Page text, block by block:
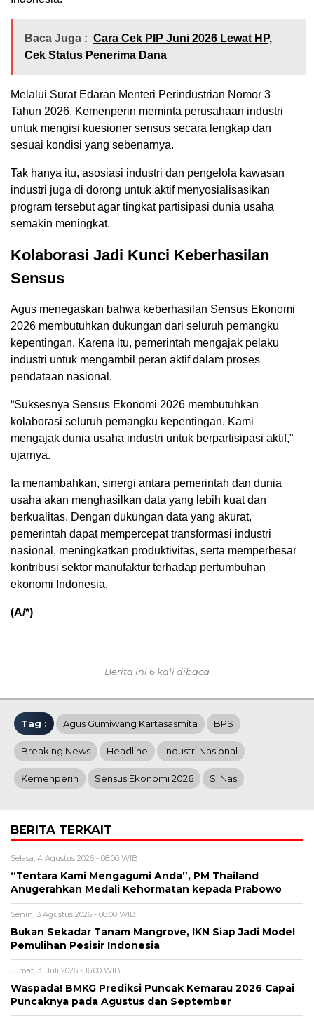
Baca Juga : Cara Cek PIP Juni 2026 Lewat HP,
Cek Status Penerima Dana
Melalui Surat Edaran Menteri Perindustrian Nomor 3
Tahun 2026, Kemenperin meminta perusahaan industri
untuk mengisi kuesioner sensus secara lengkap dan
sesuai kondisi yang sebenarnya.
Tak hanya itu, asosiasi industri dan pengelola kawasan
industri juga di dorong untuk aktif menyosialisasikan
program tersebut agar tingkat partisipasi dunia usaha
semakin meningkat.
Kolaborasi Jadi Kunci Keberhasilan
Sensus
Agus menegaskan bahwa keberhasilan Sensus Ekonomi
2026 membutuhkan dukungan dari seluruh pemangku
kepentingan. Karena itu, pemerintah mengajak pelaku
industri untuk mengambil peran aktif dalam proses
pendataan nasional.
“Suksesnya Sensus Ekonomi 2026 membutuhkan
kolaborasi seluruh pemangku kepentingan. Kami
mengajak dunia usaha industri untuk berpartisipasi aktif,”
ujarnya.
Ia menambahkan, sinergi antara pemerintah dan dunia
usaha akan menghasilkan data yang lebih kuat dan
berkualitas. Dengan dukungan data yang akurat,
pemerintah dapat mempercepat transformasi industri
nasional, meningkatkan produktivitas, serta memperbesar
kontribusi sektor manufaktur terhadap pertumbuhan
ekonomi Indonesia.
(A/*)
Berita ini 6 kali dibaca
Tag : Agus Gumiwang Kartasasmita BPS
Breaking News Headline Industri Nasional
Kemenperin Sensus Ekonomi 2026 SIINas
BERITA TERKAIT
Selasa, 4 Agustus 2026 - 08:00 WIB
“Tentara Kami Mengagumi Anda”, PM Thailand
Anugerahkan Medali Kehormatan kepada Prabowo
Senin, 3 Agustus 2026 - 08:00 WIB
Bukan Sekadar Tanam Mangrove, IKN Siap Jadi Model
Pemulihan Pesisir Indonesia
Jumat, 31 Juli 2026 - 16:00 WIB
Waspada! BMKG Prediksi Puncak Kemarau 2026 Capai
Puncaknya pada Agustus dan September